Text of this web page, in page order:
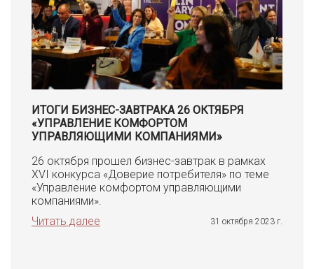
ИТОГИ БИЗНЕС-ЗАВТРАКА 26 ОКТЯБРЯ
«УПРАВЛЕНИЕ КОМФОРТОМ
УПРАВЛЯЮЩИМИ КОМПАНИЯМИ»
26 октября прошел бизнес-завтрак в рамках
XVI конкурса «Доверие потребителя» по теме
«Управление комфортом управляющими
компаниями».
Читать далее
31 октября 2023 г.